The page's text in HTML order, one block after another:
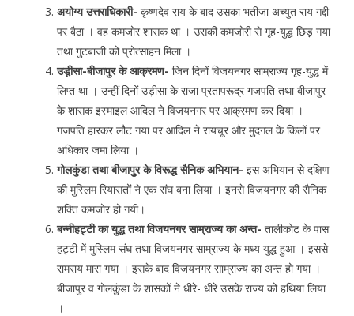
अयोग्य उत्तराधिकारी- कृष्णदेव राय के बाद उसका भतीजा अच्युत राय गद्दी
पर बैठा । वह कमजोर शासक था । उसकी कमजोरी से गृह-युद्ध छिड़ गया
तथा गुटबाजी को प्रोत्साहन मिला ।
उड़ी़सा-बीजापुर के आक्रमण- जिन दिनों विजयनगर साम्राज्य गृह-युद्ध में
लिप्त था । उन्हीं दिनों उड़ीसा के राजा प्रतापरूद्र गजपति तथा बीजापुर
के शासक इस्माइल आदिल ने विजयनगर पर आक्रमण कर दिया ।
गजपति हारकर लौट गया पर आदिल ने रायचूर और मुदगल के किलों पर
अधिकार जमा लिया ।
गोलकुंडा तथा बीजापुुर के विरूद्ध सैनिक अभियान- इस अभियान से दक्षिण
की मुस्लिम रियासतों ने एक संघ बना लिया । इनसे विजयनगर की सैनिक
शक्ति कमजोर हो गयी।
बन्नीहट्टी का युद्ध तथा विजयनगर साम्राज्य का अन्त- तालीकोट के पास
हट्टी में मुस्लिम संघ तथा विजयनगर साम्राज्य के मध्य युद्ध हुआ । इससे
रामराय मारा गया । इसके बाद विजयनगर साम्राज्य का अन्त हो गया ।
बीजापुर व गोलकुंडा के शासकों ने धीरे- धीरे उसके राज्य को हथिया लिया
।